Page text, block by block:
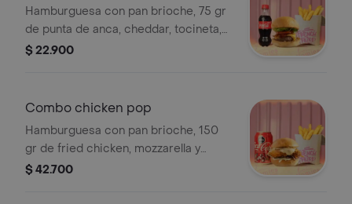
gaseosa
Hamburguesa con pan brioche, 75 gr
de punta de anca, cheddar, tocineta,
cogollos, tomate y cebolla
$ 22.900
Combo chicken pop
Hamburguesa con pan brioche, 150
gr de fried chicken, mozzarella y
coleslaw en su salsa especial casera
$ 42.700